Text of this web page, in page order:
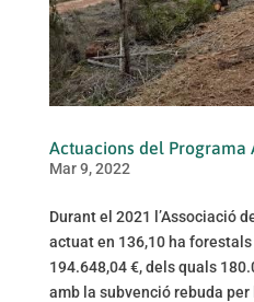
Actuacions del Programa
Mar 9, 2022
Durant el 2021 l’Associació
actuat en 136,10 ha
194.648,04 €, dels quals
amb la subvenció rebuda